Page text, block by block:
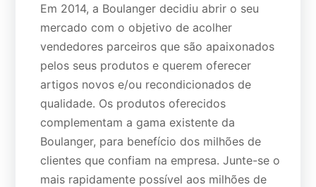
Em 2014, a Boulanger decidiu abrir o seu
mercado com o objetivo de acolher
vendedores parceiros que são apaixonados
pelos seus produtos e querem oferecer
artigos novos e/ou recondicionados de
qualidade. Os produtos oferecidos
complementam a gama existente da
Boulanger, para benefício dos milhões de
clientes que confiam na empresa. Junte-se o
mais rapidamente possível aos milhões de